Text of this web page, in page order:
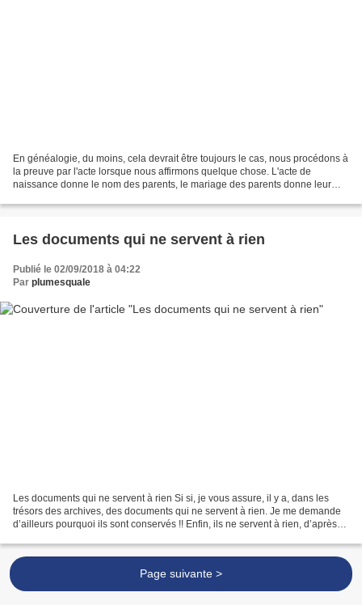
En généalogie, du moins, cela devrait être toujours le cas, nous procédons à
la preuve par l'acte lorsque nous affirmons quelque chose. L'acte de
naissance donne le nom des parents, le mariage des parents donne leur
Les documents qui ne servent à rien
Publié le 02/09/2018 à 04:22
Par plumesquale
Les documents qui ne servent à rien Si si, je vous assure, il y a, dans les
trésors des archives, des documents qui ne servent à rien. Je me demande
d’ailleurs pourquoi ils sont conservés !! Enfin, ils ne servent à rien, d’après
Page suivante >